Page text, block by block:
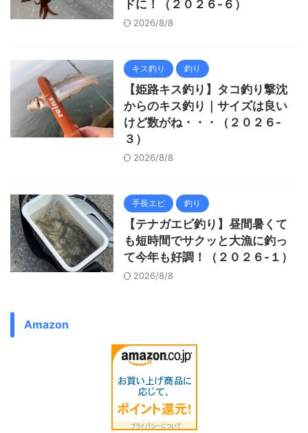
ドに！（２０２６-６）
2026/8/8
キス釣り 釣り
【姫路キス釣り】タコ釣り撃沈
からのキス釣り｜サイズは良い
けど数がね・・・（２０２６-
３）
2026/8/8
手長エビ 釣り
【テナガエビ釣り】昼間暑くて
も短時間でサクッと大漁に釣っ
て今年も好調！（２０２６-１）
2026/8/8
Amazon